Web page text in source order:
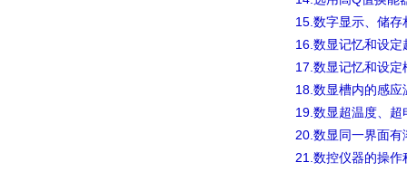
15. 数字显示、储存
16. 数显记忆和设定
17. 数显记忆和设定
18. 数显槽内的感应
19. 数显超温度、超
20. 数显同一界面有
21. 数控仪器的操作